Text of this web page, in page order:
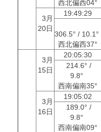
西北偏西04°
3月
20日
19:49:29
306.5° / 10.1°
西北偏西37°
3月
15日
20:05:30
214.6° /
9.8°
西南偏南35°
3月
16日
19:05:02
189.0° /
9.8°
西南偏南09°